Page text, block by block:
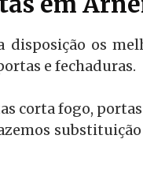
os
e fechaduras.
corta fogo,